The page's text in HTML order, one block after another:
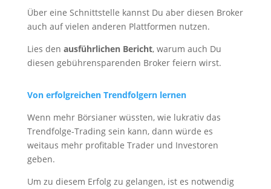
Über eine Schnittstelle kannst Du aber diesen Broker
auch auf vielen anderen Plattformen nutzen.
Lies den ausführlichen Bericht, warum auch Du
diesen gebührensparenden Broker feiern wirst.
Von erfolgreichen Trendfolgern lernen
Wenn mehr Börsianer wüssten, wie lukrativ das
Trendfolge-Trading sein kann, dann würde es
weitaus mehr profitable Trader und Investoren
geben.
Um zu diesem Erfolg zu gelangen, ist es notwendig